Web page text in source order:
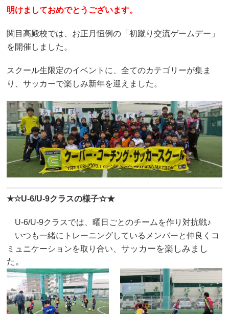
明けましておめでとうございます。
関目高殿校では、お正月恒例の「初蹴り交流ゲームデー」
を開催しました。
スクール生限定のイベントに、全てのカテゴリーが集ま
り、サッカーで楽しみ新年を迎えました。
★☆U-6/U-9クラスの様子☆★
U-6/U-9クラスでは、曜日ごとのチームを作り対抗戦♪
いつも一緒にトレーニングしているメンバーと仲良くコ
ミュニケーションを取り合い、サッカーを楽しみまし
た。